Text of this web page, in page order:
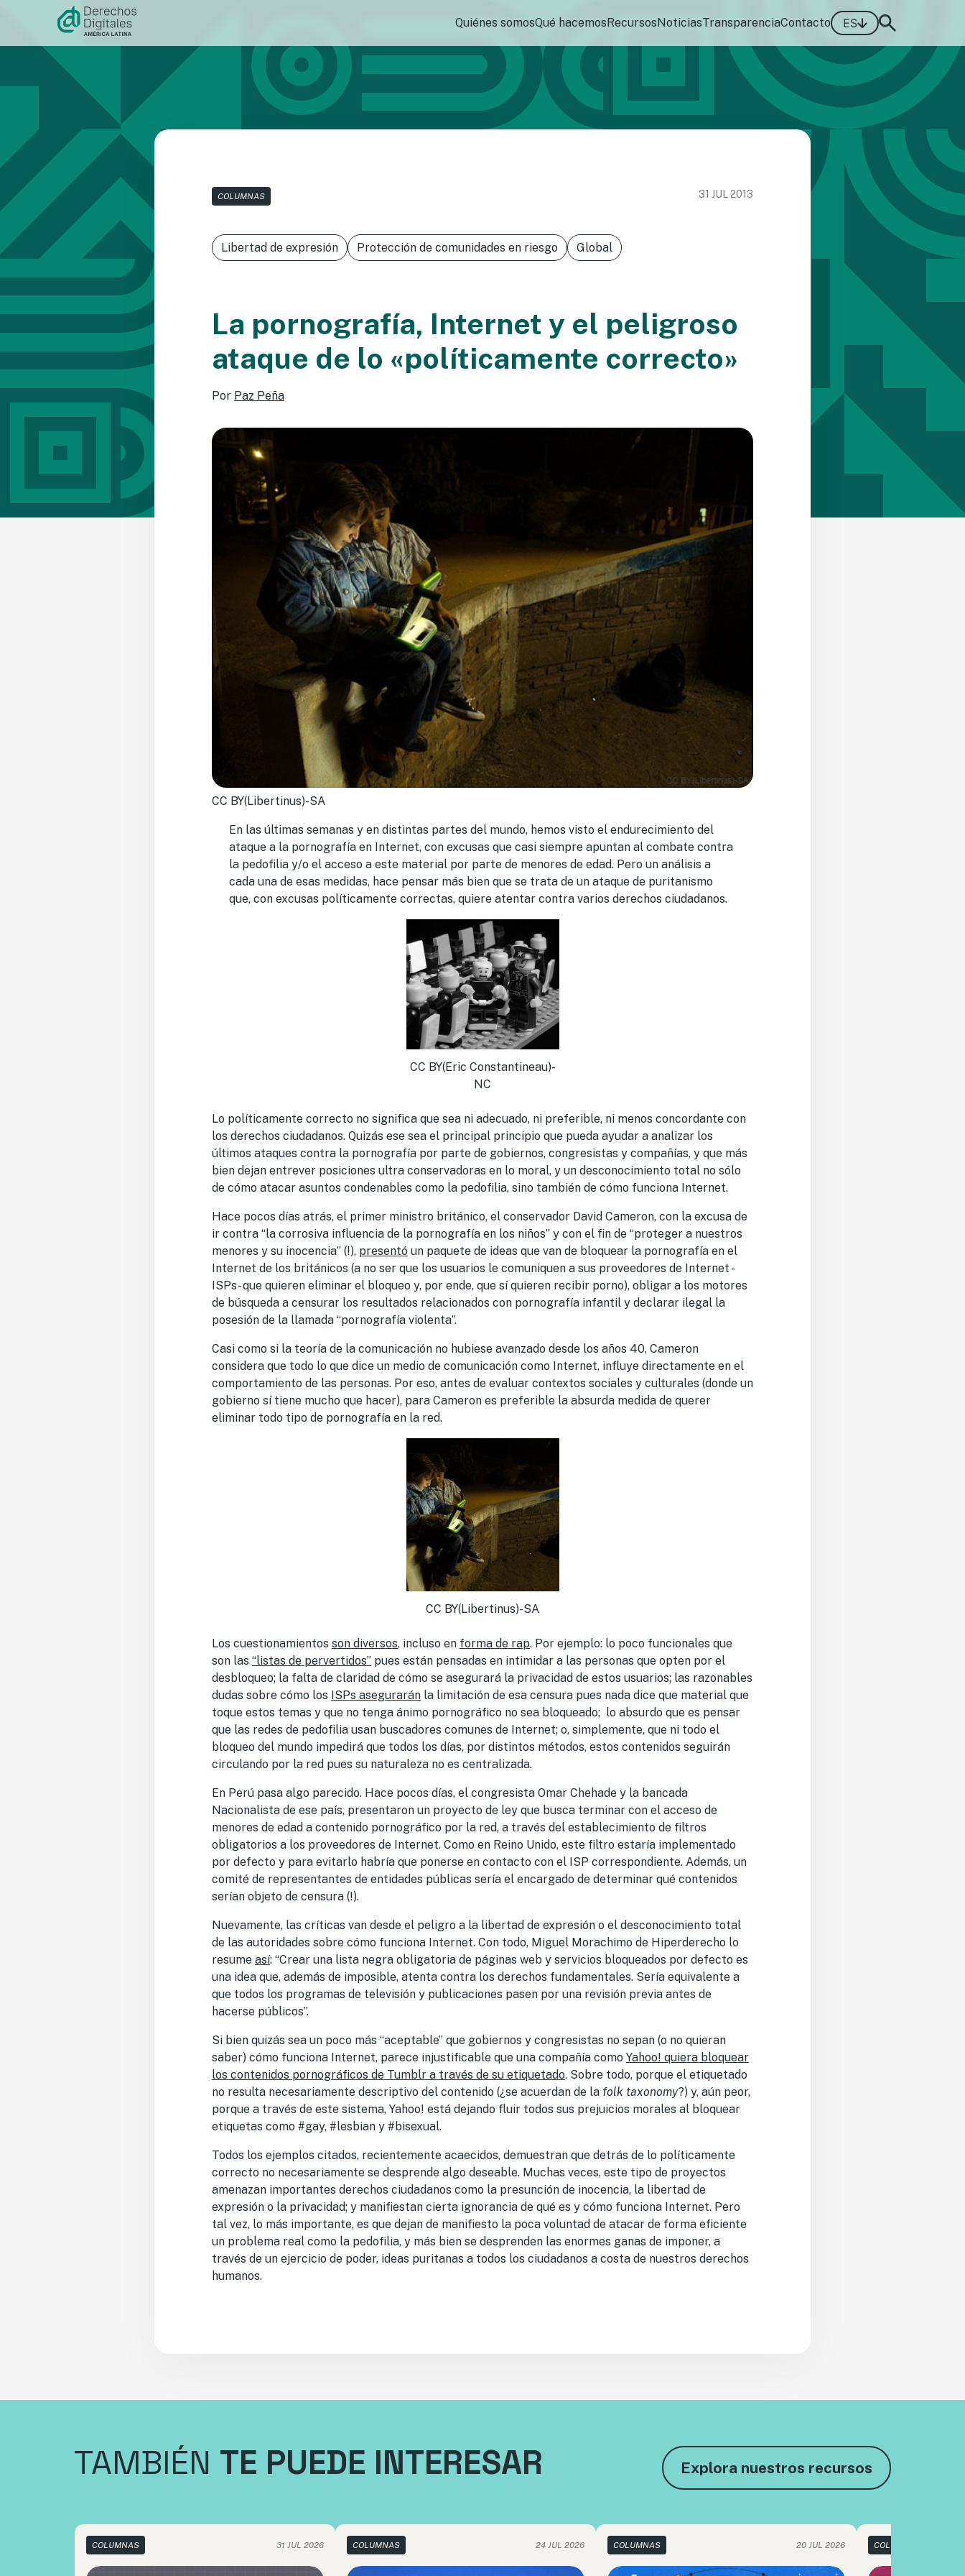
contenido
Quiénes somosQué hacemosRecursosNoticiasTransparenciaContacto ES
COLUMNAS 31 JUL 2013
Libertad de expresión Protección de comunidades en riesgo Global
La pornografía, Internet y el peligroso
ataque de lo «políticamente correcto»
Por Paz Peña
CC BY(Libertinus)-SA
En las últimas semanas y en distintas partes del mundo, hemos visto el endurecimiento del
ataque a la pornografía en Internet, con excusas que casi siempre apuntan al combate contra
la pedofilia y/o el acceso a este material por parte de menores de edad. Pero un análisis a
cada una de esas medidas, hace pensar más bien que se trata de un ataque de puritanismo
que, con excusas políticamente correctas, quiere atentar contra varios derechos ciudadanos.
CC BY(Eric Constantineau)-
NC
Lo políticamente correcto no significa que sea ni adecuado, ni preferible, ni menos concordante con
los derechos ciudadanos. Quizás ese sea el principal principio que pueda ayudar a analizar los
últimos ataques contra la pornografía por parte de gobiernos, congresistas y compañías, y que más
bien dejan entrever posiciones ultra conservadoras en lo moral, y un desconocimiento total no sólo
de cómo atacar asuntos condenables como la pedofilia, sino también de cómo funciona Internet.
Hace pocos días atrás, el primer ministro británico, el conservador David Cameron, con la excusa de
ir contra “la corrosiva influencia de la pornografía en los niños” y con el fin de “proteger a nuestros
menores y su inocencia” (!), presentó un paquete de ideas que van de bloquear la pornografía en el
Internet de los británicos (a no ser que los usuarios le comuniquen a sus proveedores de Internet -
ISPs- que quieren eliminar el bloqueo y, por ende, que sí quieren recibir porno), obligar a los motores
de búsqueda a censurar los resultados relacionados con pornografía infantil y declarar ilegal la
posesión de la llamada “pornografía violenta”.
Casi como si la teoría de la comunicación no hubiese avanzado desde los años 40, Cameron
considera que todo lo que dice un medio de comunicación como Internet, influye directamente en el
comportamiento de las personas. Por eso, antes de evaluar contextos sociales y culturales (donde un
gobierno sí tiene mucho que hacer), para Cameron es preferible la absurda medida de querer
eliminar todo tipo de pornografía en la red.
CC BY(Libertinus)-SA
Los cuestionamientos son diversos, incluso en forma de rap. Por ejemplo: lo poco funcionales que
son las “listas de pervertidos” pues están pensadas en intimidar a las personas que opten por el
desbloqueo; la falta de claridad de cómo se asegurará la privacidad de estos usuarios; las razonables
dudas sobre cómo los ISPs asegurarán la limitación de esa censura pues nada dice que material que
toque estos temas y que no tenga ánimo pornográfico no sea bloqueado; lo absurdo que es pensar
que las redes de pedofilia usan buscadores comunes de Internet; o, simplemente, que ni todo el
bloqueo del mundo impedirá que todos los días, por distintos métodos, estos contenidos seguirán
circulando por la red pues su naturaleza no es centralizada.
En Perú pasa algo parecido. Hace pocos días, el congresista Omar Chehade y la bancada
Nacionalista de ese país, presentaron un proyecto de ley que busca terminar con el acceso de
menores de edad a contenido pornográfico por la red, a través del establecimiento de filtros
obligatorios a los proveedores de Internet. Como en Reino Unido, este filtro estaría implementado
por defecto y para evitarlo habría que ponerse en contacto con el ISP correspondiente. Además, un
comité de representantes de entidades públicas sería el encargado de determinar qué contenidos
serían objeto de censura (!).
Nuevamente, las críticas van desde el peligro a la libertad de expresión o el desconocimiento total
de las autoridades sobre cómo funciona Internet. Con todo, Miguel Morachimo de Hiperderecho lo
resume así: “Crear una lista negra obligatoria de páginas web y servicios bloqueados por defecto es
una idea que, además de imposible, atenta contra los derechos fundamentales. Sería equivalente a
que todos los programas de televisión y publicaciones pasen por una revisión previa antes de
hacerse públicos”.
Si bien quizás sea un poco más “aceptable” que gobiernos y congresistas no sepan (o no quieran
saber) cómo funciona Internet, parece injustificable que una compañía como Yahoo! quiera bloquear
los contenidos pornográficos de Tumblr a través de su etiquetado. Sobre todo, porque el etiquetado
no resulta necesariamente descriptivo del contenido (¿se acuerdan de la folk taxonomy?) y, aún peor,
porque a través de este sistema, Yahoo! está dejando fluir todos sus prejuicios morales al bloquear
etiquetas como #gay, #lesbian y #bisexual.
Todos los ejemplos citados, recientemente acaecidos, demuestran que detrás de lo políticamente
correcto no necesariamente se desprende algo deseable. Muchas veces, este tipo de proyectos
amenazan importantes derechos ciudadanos como la presunción de inocencia, la libertad de
expresión o la privacidad; y manifiestan cierta ignorancia de qué es y cómo funciona Internet. Pero
tal vez, lo más importante, es que dejan de manifiesto la poca voluntad de atacar de forma eficiente
un problema real como la pedofilia, y más bien se desprenden las enormes ganas de imponer, a
través de un ejercicio de poder, ideas puritanas a todos los ciudadanos a costa de nuestros derechos
humanos.
TAMBIÉN TE PUEDE INTERESAR Explora nuestros recursos
COLUMNAS 31 JUL 2026 COLUMNAS 24 JUL 2026 COLUMNAS 20 JUL 2026 COLUMNAS